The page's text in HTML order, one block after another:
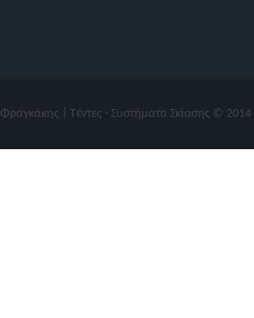
Φραγκάκης | Τέντες - Συστήματα Σκίασης © 2014